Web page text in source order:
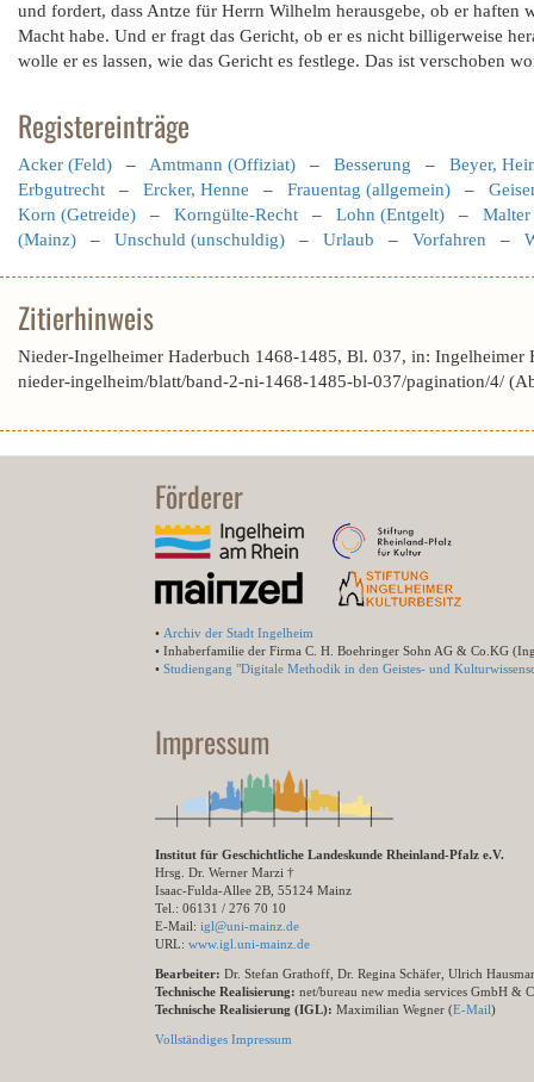
und fordert, dass Antze für Herrn Wilhelm herausgebe, ob er
Macht habe. Und er fragt das Gericht, ob er es nicht billigerweise
wolle er es lassen, wie das Gericht es festlege. Das ist verschoben
Registereinträge
Acker (Feld) – Amtmann (Offiziat) – Besserung – Beyer,
Erbgutrecht – Ercker, Henne – Frauentag (allgemein) –
Korn (Getreide) – Korngülte-Recht – Lohn (Entgelt) – Malter
(Mainz) – Unschuld (unschuldig) – Urlaub – Vorfahren –
Zitierhinweis
Nieder-Ingelheimer Haderbuch 1468-1485, Bl. 037, in:
nieder-ingelheim/blatt/band-2-ni-1468-1485-bl-037/pagination/4/
Förderer
• Archiv der Stadt Ingelheim
• Inhaberfamilie der Firma C. H. Boehringer Sohn AG & Co.KG
• Studiengang "Digitale Methodik in den Geistes- und
Impressum
Institut für Geschichtliche Landeskunde Rheinland-Pfalz e.V.
Hrsg. Dr. Werner Marzi †
Isaac-Fulda-Allee 2B, 55124 Mainz
Tel.: 06131 / 276 70 10
E-Mail: igl@uni-mainz.de
URL: www.igl.uni-mainz.de
Bearbeiter: Dr. Stefan Grathoff, Dr. Regina Schäfer, Ulrich
Technische Realisierung: net/bureau new media services GmbH &
Technische Realisierung (IGL): Maximilian Wegner (E-Mail)
Vollständiges Impressum